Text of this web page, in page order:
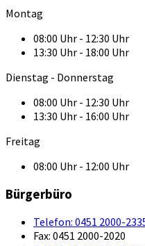
Montag
08:00 Uhr - 12:30 Uhr
13:30 Uhr - 18:00 Uhr
Dienstag - Donnerstag
08:00 Uhr - 12:30 Uhr
13:30 Uhr - 16:00 Uhr
Freitag
08:00 Uhr - 12:00 Uhr
Bürgerbüro
Telefon: 0451 2000-
Fax: 0451 2000-2020